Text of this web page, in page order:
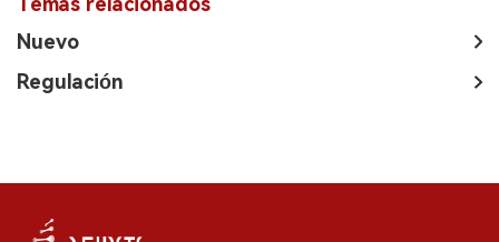
Nuevo
Regulación